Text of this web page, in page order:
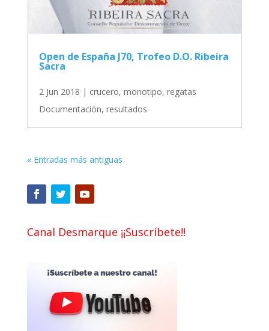
Open de España J70, Trofeo D.O. Ribeira
Sacra
2 Jun 2018 | crucero, monotipo, regatas
Documentación, resultados
« Entradas más antiguas
Canal Desmarque ¡¡Suscríbete!!